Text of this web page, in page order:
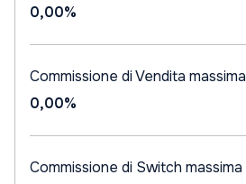
0,00%
Commissione di Vendita massima
0,00%
Commissione di Switch massima